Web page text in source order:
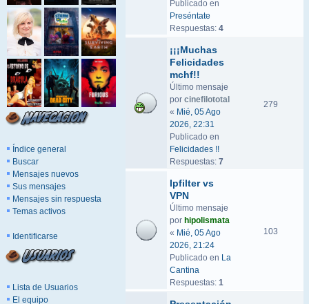
Índice general
Buscar
Mensajes nuevos
Sus mensajes
Mensajes sin respuesta
Temas activos
Identificarse
Lista de Usuarios
El equipo
Publicado en
Preséntate
Respuestas: 4
¡¡¡Muchas
Felicidades
mchf!!
Último mensaje
por cinefilototal
« Mié, 05 Ago
2026, 22:31
Publicado en
Felicidades !!
Respuestas: 7
279
Ipfilter vs
VPN
Último mensaje
por hipolismata
« Mié, 05 Ago
2026, 21:24
Publicado en La
Cantina
Respuestas: 1
103